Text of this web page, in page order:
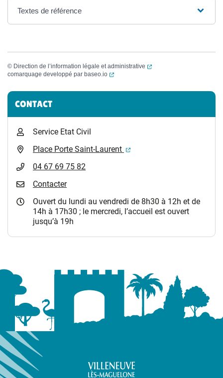
Textes de référence
© Direction de l’information légale et administrative
(ouverture dans un
comarquage developpé par baseo.io (ouverture dans un nouvel onglet)
Informations complémentaires
CONTACT
Service Etat Civil
Place Porte Saint-Laurent
(ouverture dans un
04 67 69 75 82
Contacter
Ouvert du lundi au vendredi de 8h30 à 12h et de
14h à 17h30 ; le mercredi, l’accueil est ouvert
jusqu’à 19h